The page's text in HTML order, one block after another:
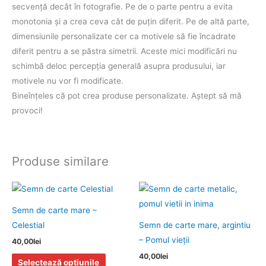
secvenţă decât în fotografie. Pe de o parte pentru a evita
monotonia şi a crea ceva cât de puţin diferit. Pe de altă parte,
dimensiunile personalizate cer ca motivele să fie încadrate
diferit pentru a se păstra simetrii. Aceste mici modificări nu
schimbă deloc percepţia generală asupra produsului, iar
motivele nu vor fi modificate.
Bineînţeles că pot crea produse personalizate. Aştept să mă
provoci!
Produse similare
Semn de carte mare –
Celestial
40,00lei
Selectează opțiunile
Acest
Semn de carte mare, argintiu
– Pomul vieţii
40,00lei